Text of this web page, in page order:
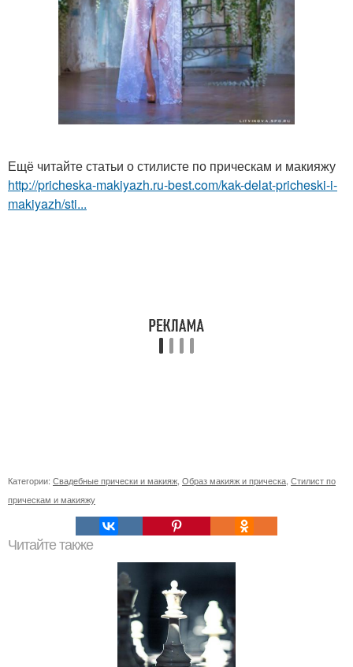
Ещё читайте статьи о стилисте по прическам и макияжу
http://pricheska-makiyazh.ru-best.com/kak-delat-pricheski-i-
makiyazh/sti...
Категории: Свадебные прически и макияж Образ макияж и прическа Стилист по
прическам и макияжу
Читайте также